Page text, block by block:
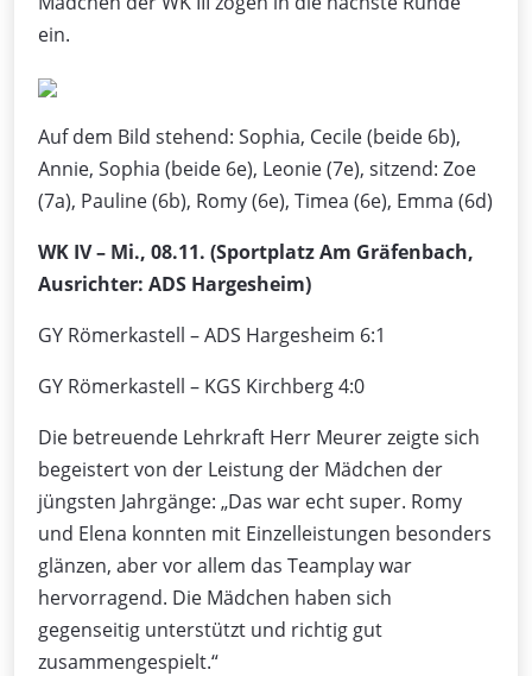
ein.
Auf dem Bild stehend: Sophia, Cecile (beide 6b),
Annie, Sophia (beide 6e), Leonie (7e), sitzend: Zoe
(7a), Pauline (6b), Romy (6e), Timea (6e), Emma (6d)
WK IV – Mi., 08.11. (Sportplatz Am Gräfenbach,
Ausrichter: ADS Hargesheim)
GY Römerkastell – ADS Hargesheim 6:1
GY Römerkastell – KGS Kirchberg 4:0
Die betreuende Lehrkraft Herr Meurer zeigte sich
begeistert von der Leistung der Mädchen der
jüngsten Jahrgänge: „Das war echt super. Romy
und Elena konnten mit Einzelleistungen besonders
glänzen, aber vor allem das Teamplay war
hervorragend. Die Mädchen haben sich
gegenseitig unterstützt und richtig gut
zusammengespielt.“